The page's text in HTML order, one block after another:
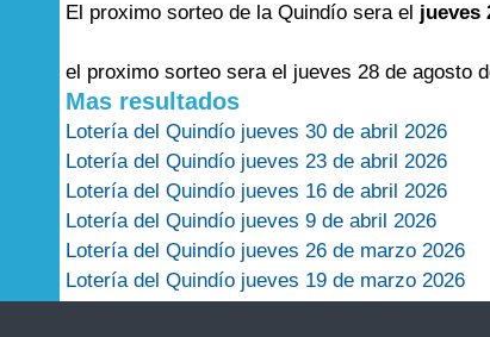
El proximo sorteo de la Quindío sera el jueves
el proximo sorteo sera el jueves 28 de agosto
Mas resultados
Lotería del Quindío jueves 30 de abril 2026
Lotería del Quindío jueves 23 de abril 2026
Lotería del Quindío jueves 16 de abril 2026
Lotería del Quindío jueves 9 de abril 2026
Lotería del Quindío jueves 26 de marzo 2026
Lotería del Quindío jueves 19 de marzo 2026